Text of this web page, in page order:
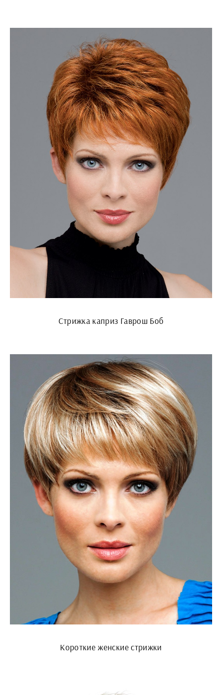
Стрижка каприз Гаврош Боб
Короткие женские стрижки